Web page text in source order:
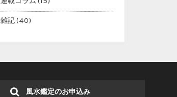
雑記(40)
風水鑑定のお申込み